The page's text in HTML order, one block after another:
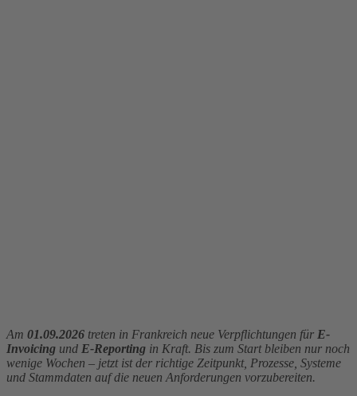
Am 01.09.2026 treten in Frankreich neue Verpflichtungen für E-
Invoicing und E-Reporting in Kraft. Bis zum Start bleiben nur noch
wenige Wochen – jetzt ist der richtige Zeitpunkt, Prozesse, Systeme
und Stammdaten auf die neuen Anforderungen vorzubereiten.